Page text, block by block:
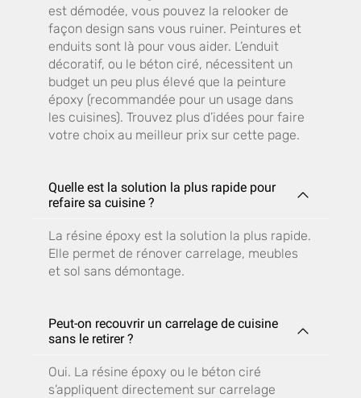
est démodée, vous pouvez la relooker de
façon design sans vous ruiner. Peintures et
enduits sont là pour vous aider. L’enduit
décoratif, ou le béton ciré, nécessitent un
budget un peu plus élevé que la peinture
époxy (recommandée pour un usage dans
les cuisines). Trouvez plus d’idées pour faire
votre choix au meilleur prix sur cette page.
Quelle est la solution la plus rapide pour
refaire sa cuisine ?
La résine époxy est la solution la plus rapide.
Elle permet de rénover carrelage, meubles
et sol sans démontage.
Peut-on recouvrir un carrelage de cuisine
sans le retirer ?
Oui. La résine époxy ou le béton ciré
s’appliquent directement sur carrelage